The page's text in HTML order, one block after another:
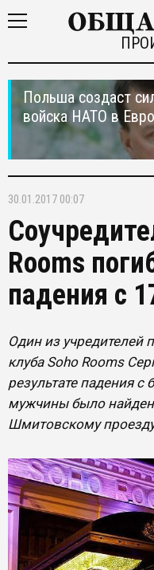
Польша создаст
войска НАТО в
30.01.2017 00:07
Rooms
падения с
Один из учредителей
клуба Soho Rooms
результате падения
мужчины было
Шмитовскому